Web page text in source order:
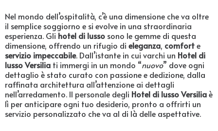
Nel mondo dell’ospitalità, c’è una dimensione che va oltre
il semplice soggiorno e si evolve in una straordinaria
esperienza. Gli hotel di lusso sono le gemme di questa
dimensione, offrendo un rifugio di eleganza, comforte
servizio impeccabile. Dall’istante in cui varchi un Hotel di
lusso Versilia ti immergi in un mondo “nuovo” dove ogni
dettaglio è stato curato con passione e dedizione, dalla
raffinata architettura all’attenzione ai dettagli
nell’arredamento. Il personale degli Hotel di lusso Versiliaè
lì per anticipare ogni tuo desiderio, pronto a offrirti un
servizio personalizzato che va al di là delle aspettative.